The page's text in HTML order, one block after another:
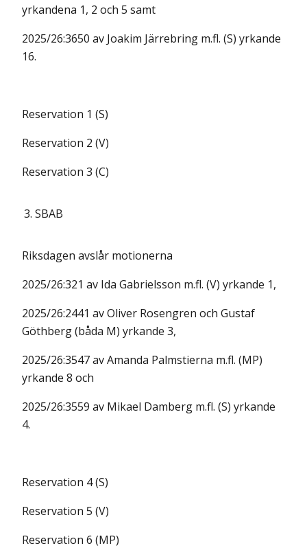
yrkandena 1, 2 och 5 samt
2025/26:3650 av Joakim Järrebring m.fl. (S) yrkande
16.
Reservation 1 (S)
Reservation 2 (V)
Reservation 3 (C)
3. SBAB
Riksdagen avslår motionerna
2025/26:321 av Ida Gabrielsson m.fl. (V) yrkande 1,
2025/26:2441 av Oliver Rosengren och Gustaf
Göthberg (båda M) yrkande 3,
2025/26:3547 av Amanda Palmstierna m.fl. (MP)
yrkande 8 och
2025/26:3559 av Mikael Damberg m.fl. (S) yrkande
4.
Reservation 4 (S)
Reservation 5 (V)
Reservation 6 (MP)